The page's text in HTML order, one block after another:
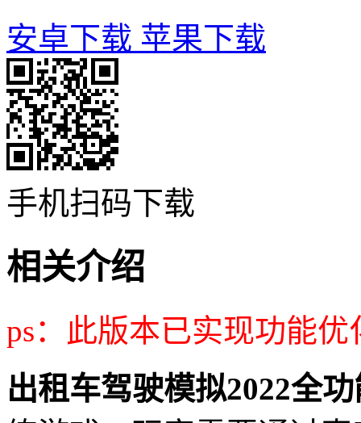
安卓下载 苹果下载
手机扫码下载
相关介绍
ps：此版本已实现功能
出租车驾驶模拟2022全